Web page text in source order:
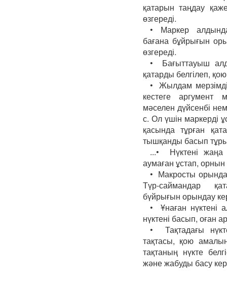
қатарын таңдау
өзгереді.
• Маркер
бағана бұйрығын
өзгереді.
• Бағыттауыш
қатарды белгілеп,
• Жылдам
кестеге аргумент
мәселен дүйсенбі
с. Ол үшін маркерді
қасында тұрған
тышқанды басып
...• Нүктені жаңа
аумаған ұстап,
• Макросты
Түр-саймандар
бүйрығын орындау
• Ұнаған нүктені
нүктені басып, оған
• Тақтадағы
тақтасы, қою
тақтаның нүкте
және жабуды басу